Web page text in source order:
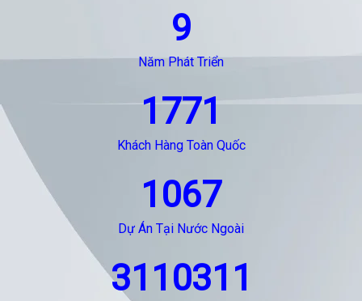
9
Năm Phát Triển
1771
Khách Hàng Toàn Quốc
1067
Dự Án Tại Nước Ngoài
3110311